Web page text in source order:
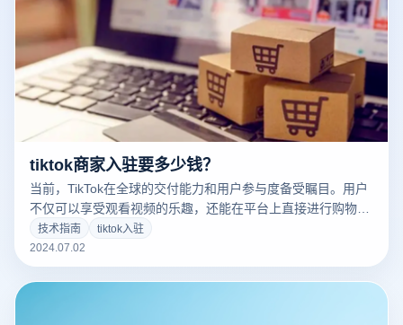
tiktok商家入驻要多少钱？
当前，TikTok在全球的交付能力和用户参与度备受瞩目。用户
不仅可以享受观看视频的乐趣，还能在平台上直接进行购物。
越来越多的专业人士已经在TikTok上开设了自己的商店，但对
于一些新的tiktok商家入驻来说，了解平台的规则可能是个挑
战。
技术指南
tiktok入驻
2024.07.02